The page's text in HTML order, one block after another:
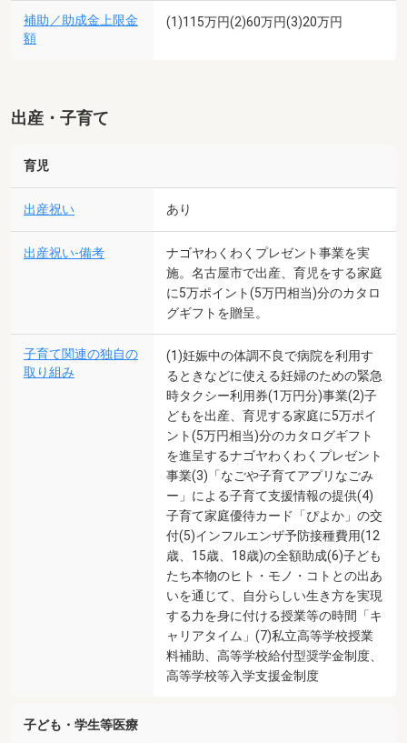
補助／助成金上限金
額
(1)115万円(2)60万円(3)20万円
出産・子育て
育児
出産祝い あり
出産祝い-備考
ナゴヤわくわくプレゼント事業を実
施。名古屋市で出産、育児をする家庭
に5万ポイント(5万円相当)分のカタロ
グギフトを贈呈。
子育て関連の独自の
取り組み
(1)妊娠中の体調不良で病院を利用す
るときなどに使える妊婦のための緊急
時タクシー利用券(1万円分)事業(2)子
どもを出産、育児する家庭に5万ポイ
ント(5万円相当)分のカタログギフト
を進呈するナゴヤわくわくプレゼント
事業(3)「なごや子育てアプリなごみ
ー」による子育て支援情報の提供(4)
子育て家庭優待カード「ぴよか」の交
付(5)インフルエンザ予防接種費用(12
歳、15歳、18歳)の全額助成(6)子ども
たち本物のヒト・モノ・コトとの出あ
いを通じて、自分らしい生き方を実現
する力を身に付ける授業等の時間「キ
ャリアタイム」(7)私立高等学校授業
料補助、高等学校給付型奨学金制度、
高等学校等入学支援金制度
子ども・学生等医療